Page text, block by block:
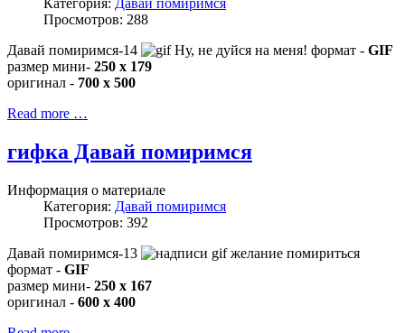
Просмотров: 288
Давай помиримся-14
формат - GIF
размер мини- 250 x 179
оригинал - 700 x 500
Read more …
гифка Давай помиримся
Информация о материале
Категория: Давай помиримся
Просмотров: 392
Давай помиримся-13
формат - GIF
размер мини- 250 x 167
оригинал - 600 x 400